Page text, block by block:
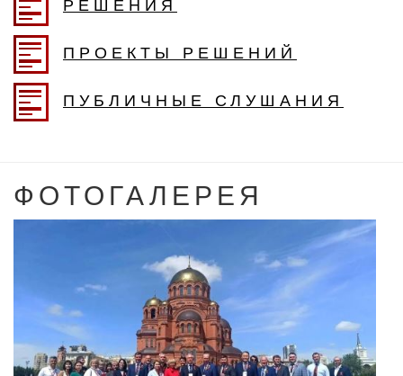
РЕШЕНИЯ
ПРОЕКТЫ РЕШЕНИЙ
ПУБЛИЧНЫЕ СЛУШАНИЯ
ФОТОГАЛЕРЕЯ